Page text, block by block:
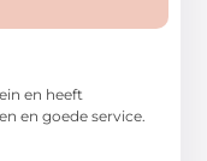
en heeft
en goede service.